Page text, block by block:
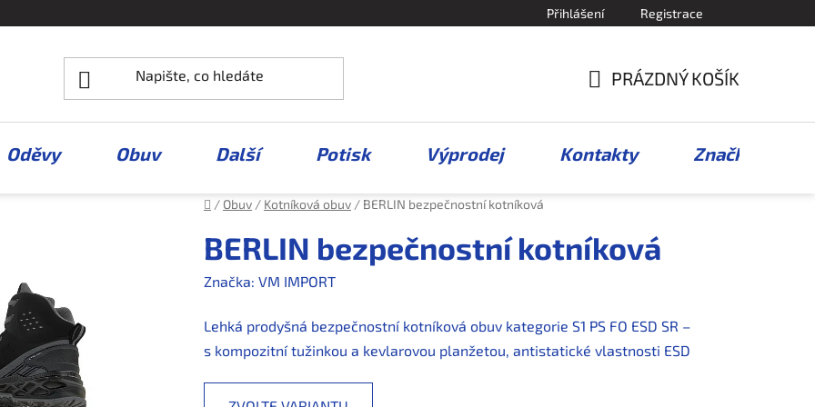
Přihlášení Registrace
KOŠÍK
PRÁZDNÝ KOŠÍK
Oděvy Obuv Další Potisk Výprodej Kontakty Značky
Domů
/ Obuv / Kotníková obuv / BERLIN bezpečnostní kotníková
BERLIN bezpečnostní kotníková
Značka: VM IMPORT
Lehká prodyšná bezpečnostní kotníková obuv kategorie S1 PS FO ESD SR –
s kompozitní tužinkou a kevlarovou planžetou, antistatické vlastnosti ESD